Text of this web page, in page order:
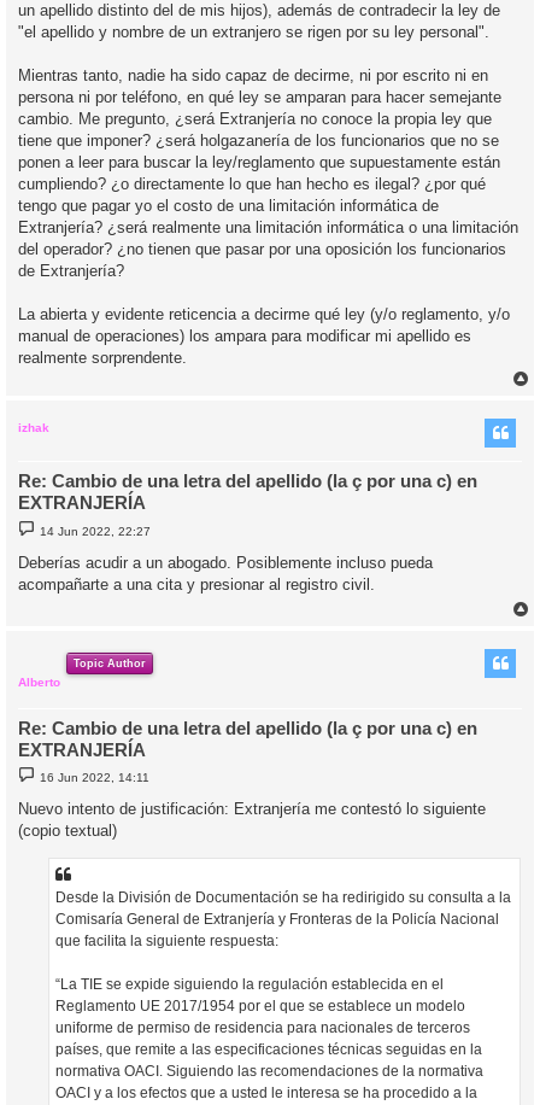
un apellido distinto del de mis hijos), además de contradecir la ley de
"el apellido y nombre de un extranjero se rigen por su ley personal".
Mientras tanto, nadie ha sido capaz de decirme, ni por escrito ni en
persona ni por teléfono, en qué ley se amparan para hacer semejante
cambio. Me pregunto, ¿será Extranjería no conoce la propia ley que
tiene que imponer? ¿será holgazanería de los funcionarios que no se
ponen a leer para buscar la ley/reglamento que supuestamente están
cumpliendo? ¿o directamente lo que han hecho es ilegal? ¿por qué
tengo que pagar yo el costo de una limitación informática de
Extranjería? ¿será realmente una limitación informática o una limitación
del operador? ¿no tienen que pasar por una oposición los funcionarios
de Extranjería?
La abierta y evidente reticencia a decirme qué ley (y/o reglamento, y/o
manual de operaciones) los ampara para modificar mi apellido es
realmente sorprendente.
izhak
Re: Cambio de una letra del apellido (la ç por una c) en
EXTRANJERÍA
M
e
n
s
a
14 Jun 2022, 22:27
Deberías acudir a un abogado. Posiblemente incluso pueda
acompañarte a una cita y presionar al registro civil.
Topic Author
Alberto
Re: Cambio de una letra del apellido (la ç por una c) en
EXTRANJERÍA
M
e
s
a
16 Jun 2022, 14:11
Nuevo intento de justificación: Extranjería me contestó lo siguiente
(copio textual)
Desde la División de Documentación se ha redirigido su consulta a la
Comisaría General de Extranjería y Fronteras de la Policía Nacional
que facilita la siguiente respuesta:
“La TIE se expide siguiendo la regulación establecida en el
Reglamento UE 2017/1954 por el que se establece un modelo
uniforme de permiso de residencia para nacionales de terceros
países, que remite a las especificaciones técnicas seguidas en la
normativa OACI. Siguiendo las recomendaciones de la normativa
OACI y a los efectos que a usted le interesa se ha procedido a la